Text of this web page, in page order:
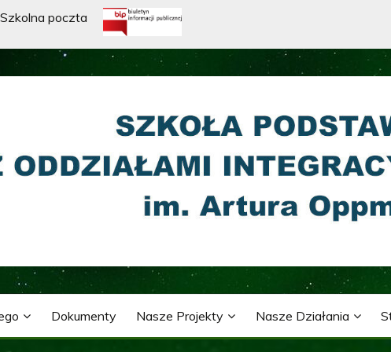
Szkolna poczta
Z ODDZIAŁAMI
ARTURA OPPMANA
Dokumenty Nasze Projekty Nasze Działania